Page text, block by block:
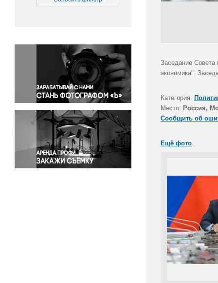
Окружающая среда
Политика
Правосудие
Происшествия и конфликты
Религия
Светская жизнь
Спорт
Экология
Экономика и бизнес
Заседание Совета
экономика".
Категория:
Место: Россия,
Сообщить об
Ещё фото